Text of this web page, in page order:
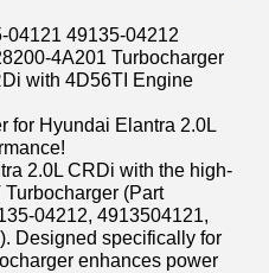
04121 49135-04212
4A201 Turbocharger
with 4D56TI Engine
for Hyundai Elantra 2.0L
2.0L CRDi with the high-
(Part
04212, 4913504121,
Designed specifically for
enhances power